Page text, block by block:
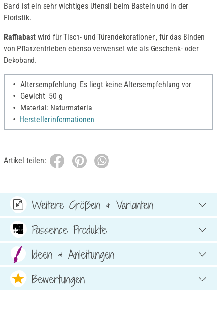
Band ist ein sehr wichtiges Utensil beim Basteln und in der
Floristik.
Raffiabast wird für Tisch- und Türendekorationen, für das Binden
von Pflanzentrieben ebenso verwenset wie als Geschenk- oder
Dekoband.
Altersempfehlung: Es liegt keine Altersempfehlung vor
Gewicht: 50 g
Material: Naturmaterial
Herstellerinformationen
Artikel teilen:
Weitere Größen & Varianten
Passende Produkte
Ideen & Anleitungen
Bewertungen